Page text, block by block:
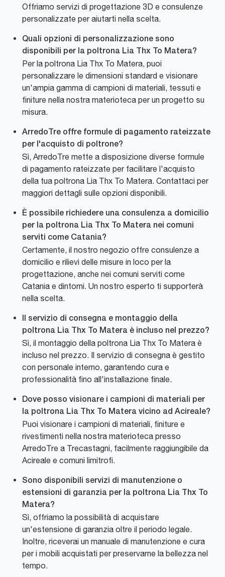
Offriamo servizi di progettazione 3D e consulenze
personalizzate per aiutarti nella scelta.
Quali opzioni di personalizzazione sono
disponibili per la poltrona Lia Thx To Matera?
Per la poltrona Lia Thx To Matera, puoi
personalizzare le dimensioni standard e visionare
un'ampia gamma di campioni di materiali, tessuti e
finiture nella nostra materioteca per un progetto su
misura.
ArredoTre offre formule di pagamento rateizzate
per l'acquisto di poltrone?
Sì, ArredoTre mette a disposizione diverse formule
di pagamento rateizzate per facilitare l'acquisto
della tua poltrona Lia Thx To Matera. Contattaci per
maggiori dettagli sulle opzioni disponibili.
È possibile richiedere una consulenza a domicilio
per la poltrona Lia Thx To Matera nei comuni
serviti come Catania?
Certamente, il nostro negozio offre consulenze a
domicilio e rilievi delle misure in loco per la
progettazione, anche nei comuni serviti come
Catania e dintorni. Un nostro esperto ti supporterà
nella scelta.
Il servizio di consegna e montaggio della
poltrona Lia Thx To Matera è incluso nel prezzo?
Sì, il montaggio della poltrona Lia Thx To Matera è
incluso nel prezzo. Il servizio di consegna è gestito
con personale interno, garantendo cura e
professionalità fino all'installazione finale.
Dove posso visionare i campioni di materiali per
la poltrona Lia Thx To Matera vicino ad Acireale?
Puoi visionare i campioni di materiali, finiture e
rivestimenti nella nostra materioteca presso
ArredoTre a Trecastagni, facilmente raggiungibile da
Acireale e comuni limitrofi.
Sono disponibili servizi di manutenzione o
estensioni di garanzia per la poltrona Lia Thx To
Matera?
Sì, offriamo la possibilità di acquistare
un'estensione di garanzia oltre il periodo legale.
Inoltre, riceverai un manuale di manutenzione e cura
per i mobili acquistati per preservarne la bellezza nel
tempo.